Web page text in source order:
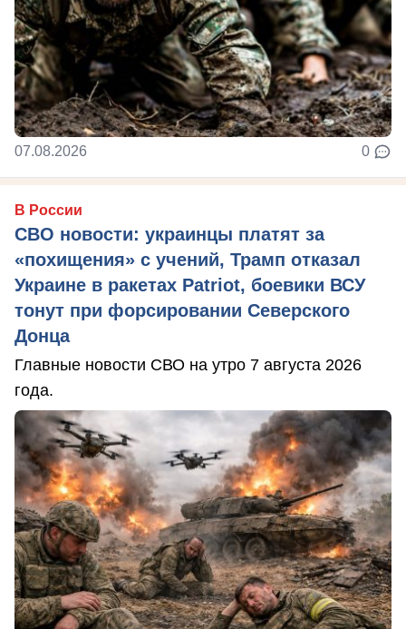
07.08.2026 0
В России
СВО новости: украинцы платят за
«похищения» с учений, Трамп отказал
Украине в ракетах Patriot, боевики ВСУ
тонут при форсировании Северского
Донца
Главные новости СВО на утро 7 августа 2026
года.